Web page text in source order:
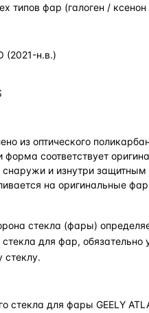
типов фар (галоген / ксенон
(2021-н.в.)
из оптического
форма соответствует
и изнутри
на оригинальные
стекла (фары)
стекла для фар, обязательно
стеклу.
стекла для фары GEELY